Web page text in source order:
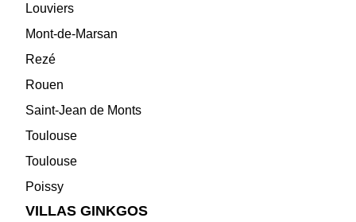
Louviers
Mont-de-Marsan
Rezé
Rouen
Saint-Jean de Monts
Toulouse
Toulouse
Poissy
VILLAS GINKGOS